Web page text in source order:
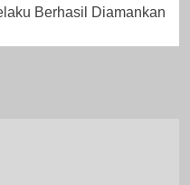
Berhasil Diamankan